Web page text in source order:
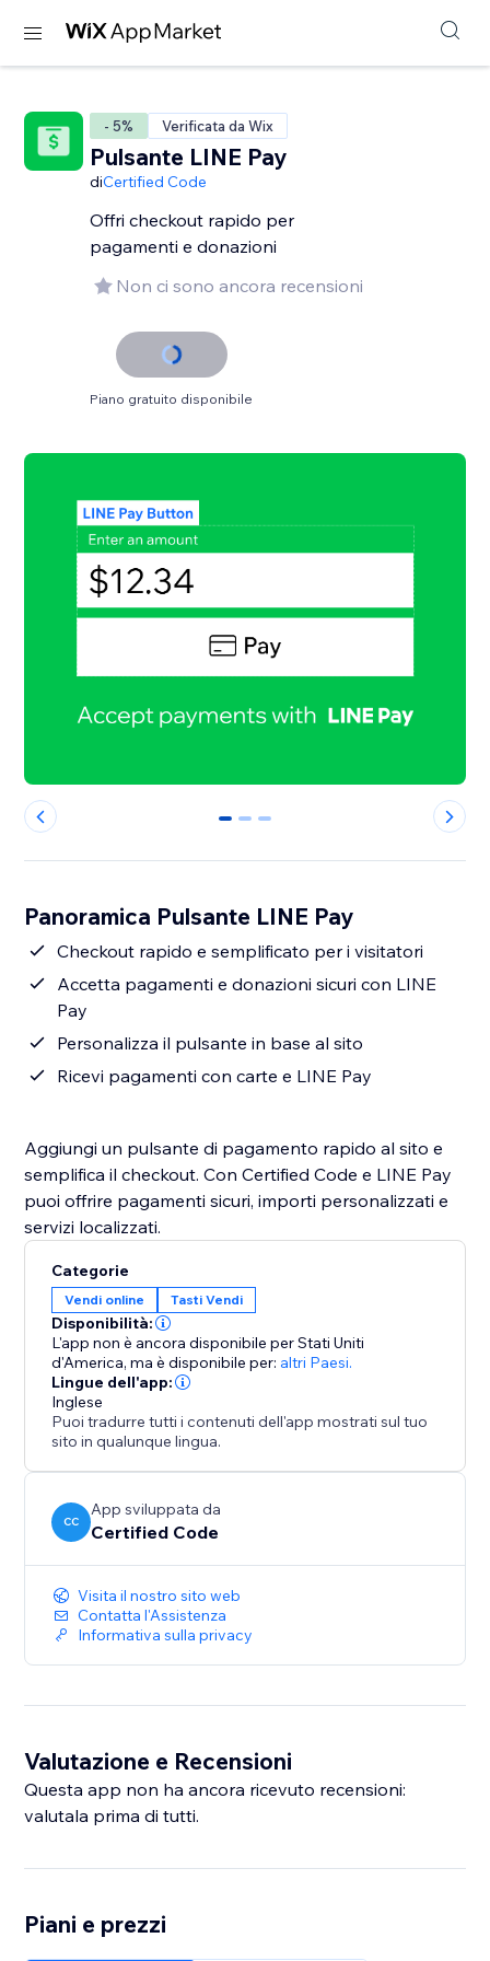
- 5% Verificata da Wix
Pulsante LINE Pay
diCertified Code
Offri checkout rapido per
pagamenti e donazioni
Non ci sono ancora recensioni
Piano gratuito disponibile
0 1 2
Panoramica Pulsante LINE Pay
Checkout rapido e semplificato per i visitatori
Accetta pagamenti e donazioni sicuri con LINE
Pay
Personalizza il pulsante in base al sito
Ricevi pagamenti con carte e LINE Pay
Aggiungi un pulsante di pagamento rapido al sito e
semplifica il checkout. Con Certified Code e LINE Pay
puoi offrire pagamenti sicuri, importi personalizzati e
servizi localizzati.
Categorie
Vendi online Tasti Vendi
Disponibilità:
L'app non è ancora disponibile per Stati Uniti
d'America,ma è disponibile per: altri Paesi.
Lingue dell'app:
Inglese
Puoi tradurre tutti i contenuti dell'app mostrati sul tuo
sito in qualunque lingua.
CC
App sviluppata da
Certified Code
Visita il nostro sito web
Contatta l'Assistenza
Informativa sulla privacy
Valutazione e Recensioni
Questa app non ha ancora ricevuto recensioni:
valutala prima di tutti.
Piani e prezzi